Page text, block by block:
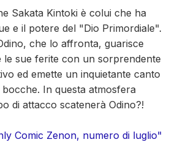
Sakata Kintoki è colui che ha
e il potere del "Dio Primordiale".
che lo affronta, guarisce
le sue ferite con un sorprendente
ed emette un inquietante canto
In questa atmosfera
di attacco scatenerà Odino?!
Comic Zenon, numero di luglio"